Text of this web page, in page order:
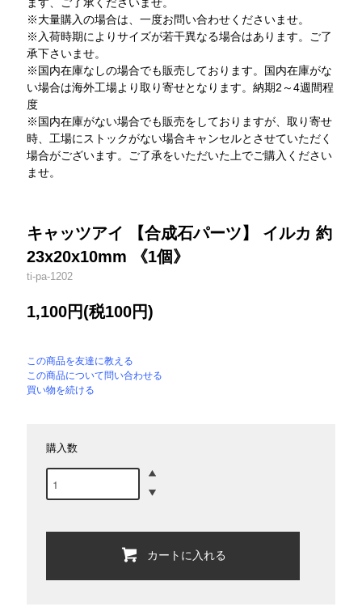
※大量購入の場合は、一度お問い合わせくださいませ。
※入荷時期によりサイズが若干異なる場合はあります。ご了
承下さいませ。
※国内在庫なしの場合でも販売しております。国内在庫がな
い場合は海外工場より取り寄せとなります。納期2～4週間程
度
※国内在庫がない場合でも販売をしておりますが、取り寄せ
時、工場にストックがない場合キャンセルとさせていただく
場合がございます。ご了承をいただいた上でご購入ください
ませ。
キャッツアイ 【合成石パーツ】 イルカ 約
23x20x10mm 《1個》
ti-pa-1202
1,100円(税100円)
この商品を友達に教える
この商品について問い合わせる
買い物を続ける
購入数
カートに入れる